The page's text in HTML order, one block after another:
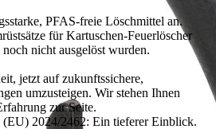
PFAS-freie Löschmittel an.
für Kartuschen-Feuerlöscher
nicht ausgelöst wurden.
jetzt auf zukunftssichere,
umzusteigen. Wir stehen Ihnen
zur Seite.
2024/2462: Ein tieferer Einblick.